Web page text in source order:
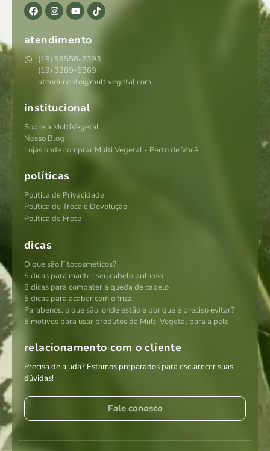
atendimento
(19) 99558-7393
(19) 3289-6369
atendimento@multivegetal.com
institucional
Sobre a MultiVegetal
Nosso Blog
Lojas onde comprar Multi Vegetal - Perto de Você
políticas
Política de Privacidade
Política de Troca e Devolução
Política de Frete
dicas
O que são Fitocosméticos?
5 dicas para manter seu cabelo brilhoso
8 dicas para combater a queda de cabelo
5 dicas para acabar com o frizz
Parabenos: o que são, onde estão e por que é preciso evitar?
5 motivos para usar produtos da Multi Vegetal para a pele
relacionamento com o cliente
Precisa de ajuda? Estamos preparados para esclarecer suas
dúvidas!
Fale conosco